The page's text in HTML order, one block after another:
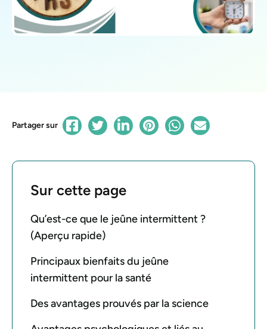
Partager sur
Sur cette page
Qu’est-ce que le jeûne intermittent ?
(Aperçu rapide)
Principaux bienfaits du jeûne
intermittent pour la santé
Des avantages prouvés par la science